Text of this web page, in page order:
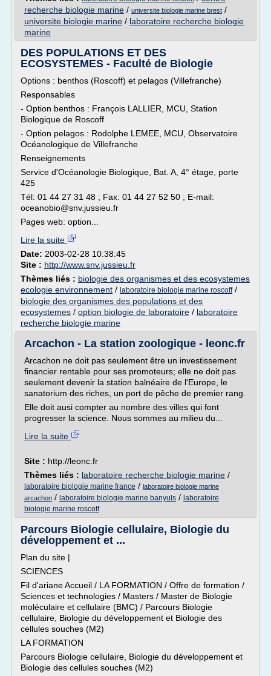
recherche biologie marine / universite biologie marine brest /
universite biologie marine / laboratoire recherche biologie
marine
DES POPULATIONS ET DES
ECOSYSTEMES - Faculté de Biologie
Options : benthos (Roscoff) et pelagos (Villefranche)
Responsables
- Option benthos : François LALLIER, MCU, Station
Biologique de Roscoff
- Option pelagos : Rodolphe LEMEE, MCU, Observatoire
Océanologique de Villefranche
Renseignements
Service d'Océanologie Biologique, Bat. A, 4° étage, porte
425
Tél: 01 44 27 31 48 ; Fax: 01 44 27 52 50 ; E-mail:
oceanobio@snv.jussieu.fr
Pages web: option...
Lire la suite
Date: 2003-02-28 10:38:45
Site : http://www.snv.jussieu.fr
Thèmes liés : biologie des organismes et des ecosystemes
ecologie environnement / laboratoire biologie marine roscoff/
biologie des organismes des populations et des
ecosystemes / option biologie de laboratoire / laboratoire
recherche biologie marine
Arcachon - La station zoologique - leonc.fr
Arcachon ne doit pas seulement être un investissement
financier rentable pour ses promoteurs; elle ne doit pas
seulement devenir la station balnéaire de l'Europe, le
sanatorium des riches, un port de pêche de premier rang.
Elle doit ausi compter au nombre des villes qui font
progresser la science. Nous sommes au milieu du...
Lire la suite
Site : http://leonc.fr
Thèmes liés : laboratoire recherche biologie marine /
laboratoire biologie marine france / laboratoire biologie marine
arcachon / laboratoire biologie marine banyuls / laboratoire
biologie marine roscoff
Parcours Biologie cellulaire, Biologie du
développement et ...
Plan du site |
SCIENCES
Fil d'ariane Accueil / LA FORMATION / Offre de formation /
Sciences et technologies / Masters / Master de Biologie
moléculaire et cellulaire (BMC) / Parcours Biologie
cellulaire, Biologie du développement et Biologie des
cellules souches (M2)
LA FORMATION
Parcours Biologie cellulaire, Biologie du développement et
Biologie des cellules souches (M2)